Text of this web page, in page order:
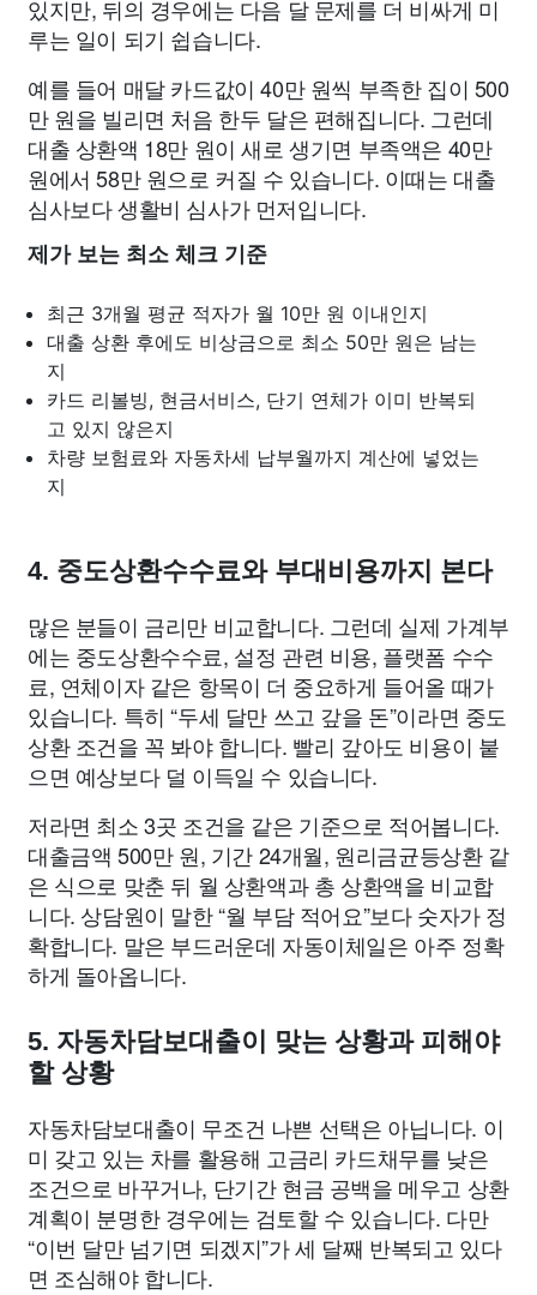
있지만, 뒤의 경우에는 다음 달 문제를 더 비싸게 미
루는 일이 되기 쉽습니다.
예를 들어 매달 카드값이 40만 원씩 부족한 집이 500
만 원을 빌리면 처음 한두 달은 편해집니다. 그런데
대출 상환액 18만 원이 새로 생기면 부족액은 40만
원에서 58만 원으로 커질 수 있습니다. 이때는 대출
심사보다 생활비 심사가 먼저입니다.
제가 보는 최소 체크 기준
최근 3개월 평균 적자가 월 10만 원 이내인지
대출 상환 후에도 비상금으로 최소 50만 원은 남는
지
카드 리볼빙, 현금서비스, 단기 연체가 이미 반복되
고 있지 않은지
차량 보험료와 자동차세 납부월까지 계산에 넣었는
지
4. 중도상환수수료와 부대비용까지 본다
많은 분들이 금리만 비교합니다. 그런데 실제 가계부
에는 중도상환수수료, 설정 관련 비용, 플랫폼 수수
료, 연체이자 같은 항목이 더 중요하게 들어올 때가
있습니다. 특히 “두세 달만 쓰고 갚을 돈”이라면 중도
상환 조건을 꼭 봐야 합니다. 빨리 갚아도 비용이 붙
으면 예상보다 덜 이득일 수 있습니다.
저라면 최소 3곳 조건을 같은 기준으로 적어봅니다.
대출금액 500만 원, 기간 24개월, 원리금균등상환 같
은 식으로 맞춘 뒤 월 상환액과 총 상환액을 비교합
니다. 상담원이 말한 “월 부담 적어요”보다 숫자가 정
확합니다. 말은 부드러운데 자동이체일은 아주 정확
하게 돌아옵니다.
5. 자동차담보대출이 맞는 상황과 피해야
할 상황
자동차담보대출이 무조건 나쁜 선택은 아닙니다. 이
미 갖고 있는 차를 활용해 고금리 카드채무를 낮은
조건으로 바꾸거나, 단기간 현금 공백을 메우고 상환
계획이 분명한 경우에는 검토할 수 있습니다. 다만
“이번 달만 넘기면 되겠지”가 세 달째 반복되고 있다
면 조심해야 합니다.